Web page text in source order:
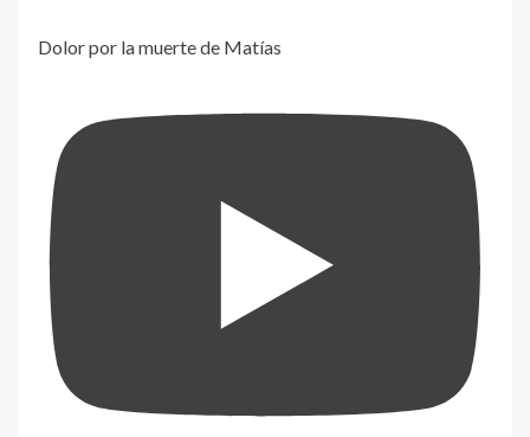
Dolor por la muerte de Matías